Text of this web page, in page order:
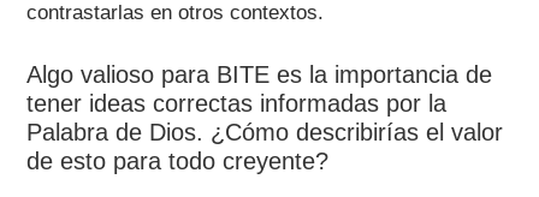
contrastarlas en otros contextos.
Algo valioso para BITE es la importancia de
tener ideas correctas informadas por la
Palabra de Dios. ¿Cómo describirías el valor
de esto para todo creyente?